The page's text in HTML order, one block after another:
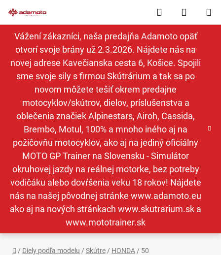
na
obsah
Vážení zákazníci, naša predajňa Adamoto opäť
otvorí svoje brány už 2.3.2026. Nájdete nás na
novej adrese Kavečianska cesta 6, Košice. Spojili
sme svoje sily s firmou Skútrárium a tak sa po
novom môžete tešiť okrem predajne
motocyklov/skútrov, dielov, príslušenstva a
oblečenia značiek Alpinestars, Airoh, Cassida,
Brembo, Motul, 100% a mnoho iného aj na
požičovňu motocyklov, ako aj na jediný oficiálny
MOTO GP Trainer na Slovensku - Simulátor
okruhovej jazdy na reálnej motorke, bez potreby
vodičáku alebo dovŕšenia veku 18 rokov! Nájdete
nás na našej pôvodnej stránke www.adamoto.eu
ako aj na nových stránkach www.skutrarium.sk a
www.mototrainer.sk
Hľadať
KOŠÍK
Domov
/ Diely podľa modelu / Skútre / HONDA / 50